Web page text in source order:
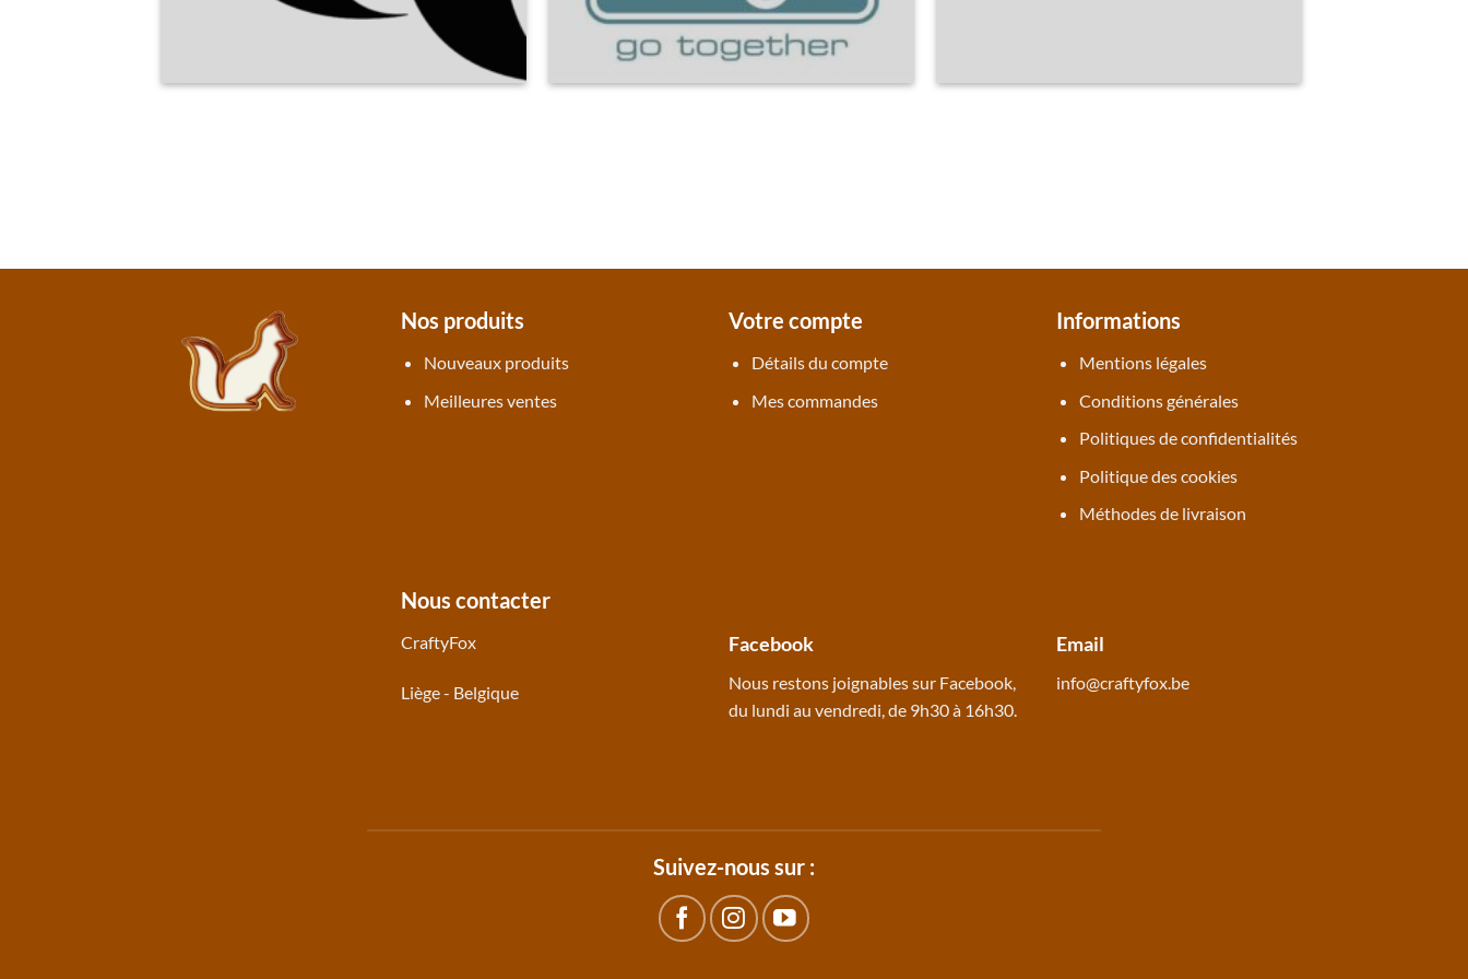
Nos produits
Nouveaux produits
Meilleures ventes
Votre compte
Détails du compte
Mes commandes
Informations
Mentions légales
Conditions générales
Politiques de confidentialités
Politique des cookies
Méthodes de livraison
Nous contacter
CraftyFox
Liège - Belgique
Facebook
Nous restons joignables sur Facebook,
du lundi au vendredi, de 9h30 à 16h30.
Email
info@craftyfox.be
Suivez-nous sur :